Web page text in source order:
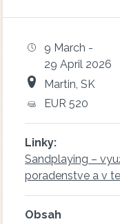
Obsah
9 March -
29 April 2026
Martin, SK
EUR 520
Linky:
Sandplaying –
poradenstve a v